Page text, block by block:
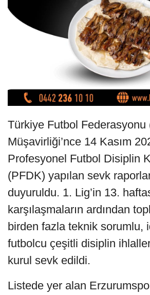
Türkiye Futbol Federasyonu
Müşavirliği’nce 14 Kasım
Profesyonel Futbol Disiplin
(PFDK) yapılan sevk
duyuruldu. 1. Lig’in 13.
karşılaşmaların ardından
birden fazla teknik sorumlu,
futbolcu çeşitli disiplin
kurul sevk edildi.
Listede yer alan